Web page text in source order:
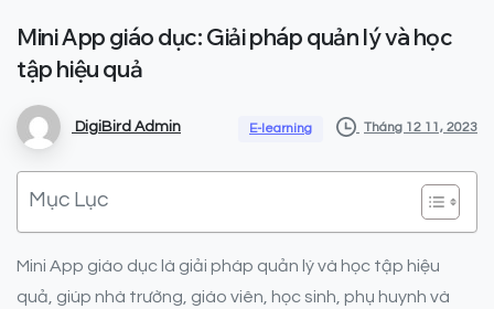
MiniAppgiáodục:Giảiphápquảnlývàhọc
tậphiệuquả
DigiBird Admin E-learning Tháng 12 11, 2023
Mục Lục
Mini App giáo dục là giải pháp quản lý và học tập hiệu
quả, giúp nhà trường, giáo viên, học sinh, phụ huynh và